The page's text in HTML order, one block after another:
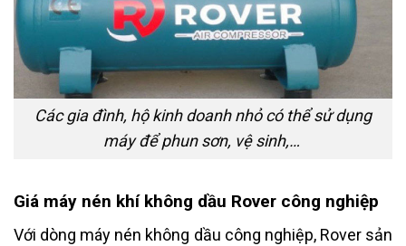
Các gia đình, hộ kinh doanh nhỏ có thể sử dụng
máy để phun sơn, vệ sinh,…
Giá máy nén khí không dầu Rover công nghiệp
Với dòng máy nén không dầu công nghiệp, Rover sản